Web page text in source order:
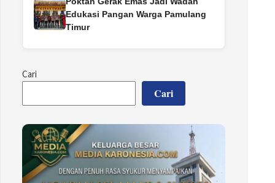
Edukasi Pangan Warga Pamulang
Timur
Cari
Cari